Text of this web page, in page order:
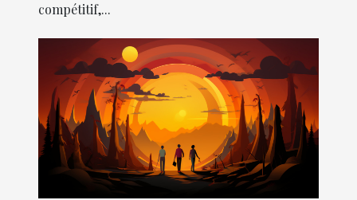
compétitif,...